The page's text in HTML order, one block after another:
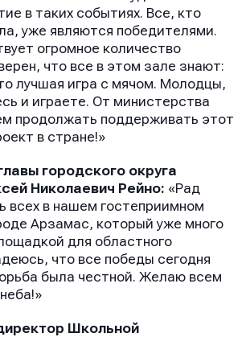
в таких событиях. Все, кто
уже являются победителями.
огромное количество
что все в этом зале знают:
лучшая игра с мячом. Молодцы,
и играете. От министерства
продолжать поддерживать этот
в стране!»
городского округа
Николаевич Рейно: «Рад
всех в нашем гостеприимном
Арзамас, который уже много
для областного
что все победы сегодня
была честной. Желаю всем
Школьной